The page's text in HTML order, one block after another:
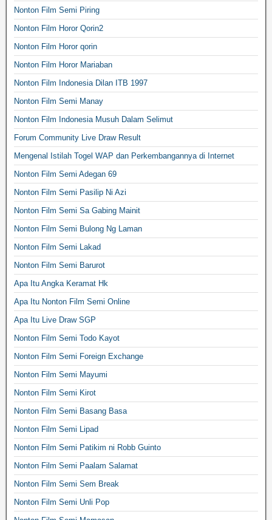
Nonton Film Semi Piring
Nonton Film Horor Qorin2
Nonton Film Horor qorin
Nonton Film Horor Mariaban
Nonton Film Indonesia Dilan ITB 1997
Nonton Film Semi Manay
Nonton Film Indonesia Musuh Dalam Selimut
Forum Community Live Draw Result
Mengenal Istilah Togel WAP dan Perkembangannya di Internet
Nonton Film Semi Adegan 69
Nonton Film Semi Pasilip Ni Azi
Nonton Film Semi Sa Gabing Mainit
Nonton Film Semi Bulong Ng Laman
Nonton Film Semi Lakad
Nonton Film Semi Barurot
Apa Itu Angka Keramat Hk
Apa Itu Nonton Film Semi Online
Apa Itu Live Draw SGP
Nonton Film Semi Todo Kayot
Nonton Film Semi Foreign Exchange
Nonton Film Semi Mayumi
Nonton Film Semi Kirot
Nonton Film Semi Basang Basa
Nonton Film Semi Lipad
Nonton Film Semi Patikim ni Robb Guinto
Nonton Film Semi Paalam Salamat
Nonton Film Semi Sem Break
Nonton Film Semi Unli Pop